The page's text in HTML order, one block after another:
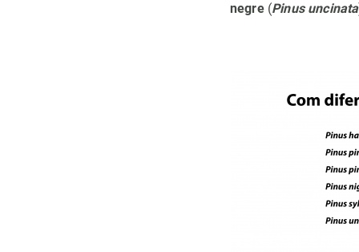
negre(Pinus uncinata